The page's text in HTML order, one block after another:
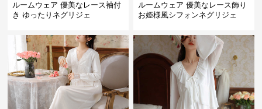
ルームウェア 優美なレース袖付
き ゆったりネグリジェ
ルームウェア 優美なレース飾り
お姫様風シフォンネグリジェ